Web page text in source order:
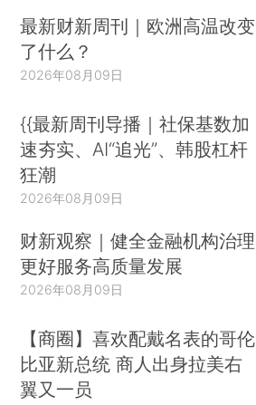
最新财新周刊｜欧洲高温改变
了什么？
2026年08月09日
{{最新周刊导播｜社保基数加
速夯实、AI“追光”、韩股杠杆
狂潮
2026年08月09日
财新观察｜健全金融机构治理
更好服务高质量发展
2026年08月09日
【商圈】喜欢配戴名表的哥伦
比亚新总统 商人出身拉美右
翼又一员